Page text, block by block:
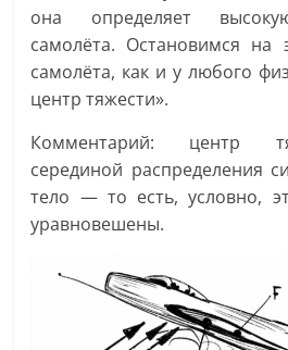
она определяет
самолёта. Остановимся на
самолёта, как и у любого
центр тяжести».
Комментарий: центр
серединой распределения
тело — то есть, условно,
уравновешены.